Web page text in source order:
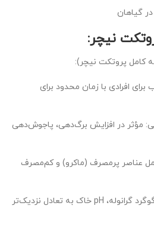
نیچر:
کامل پروتکت نیچر):
افرادی با زمان محدود برای
مؤثر در افزایش برگ‌دهی، پاجوش‌دهی
عناصر پرمصرف (ماکرو) و کم‌مصرف
اصلاح pH خاک: به‌دلیل وجود گوگرد گرانوله، pH خاک به تعادل نزدیک‌تر